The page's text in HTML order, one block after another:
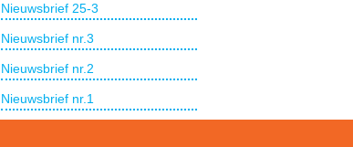
Nieuwsbrief 25-3
Nieuwsbrief nr.3
Nieuwsbrief nr.2
Nieuwsbrief nr.1